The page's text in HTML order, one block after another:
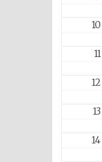
10
11
12
13
14